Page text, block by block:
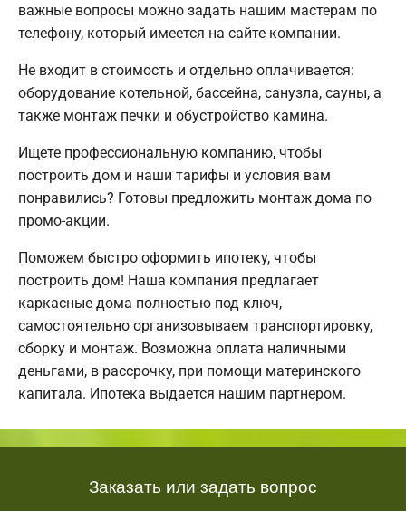
важные вопросы можно задать нашим мастерам по
телефону, который имеется на сайте компании.
Не входит в стоимость и отдельно оплачивается:
оборудование котельной, бассейна, санузла, сауны, а
также монтаж печки и обустройство камина.
Ищете профессиональную компанию, чтобы
построить дом и наши тарифы и условия вам
понравились? Готовы предложить монтаж дома по
промо-акции.
Поможем быстро оформить ипотеку, чтобы
построить дом! Наша компания предлагает
каркасные дома полностью под ключ,
самостоятельно организовываем транспортировку,
сборку и монтаж. Возможна оплата наличными
деньгами, в рассрочку, при помощи материнского
капитала. Ипотека выдается нашим партнером.
Заказать или задать вопрос